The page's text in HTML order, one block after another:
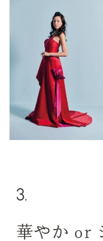
3.
華やか or